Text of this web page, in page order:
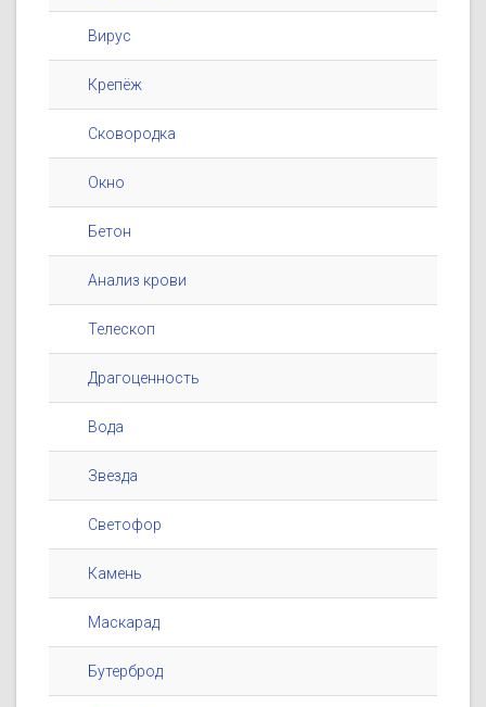
Вирус
Крепёж
Сковородка
Окно
Бетон
Анализ крови
Телескоп
Драгоценность
Вода
Звезда
Светофор
Камень
Маскарад
Бутерброд